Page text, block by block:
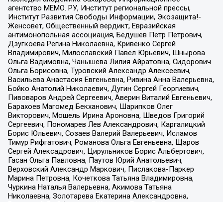
агентство МЕМО. РУ, Институт региональной прессы,
Институт Развития Свободы Информации, Экозащита!-
Женсовет, Общественный вердикт, Евразийская
антимонопольная ассоциация, Бедушев Петр Петрович,
Дзугкоева Регина Николаевна, Кривенко Сергей
Владимирович, Милославский Павел Юрьевич, Шнырова
Ольга Вадимовна, Чанышева Лилия Айратовна, Сидорович
Ольга Борисовна, Туровский Александр Алексеевич,
Васильева Анастасия Евгеньевна, Ривина Анна Валерьевна,
Бойко Анатолий Николаевич, Дугин Сергей Георгиевич,
Пивоваров Андрей Сергеевич, Аверин Виталий Евгеньевич,
Барахоев Магомед Бекханович, Шарипков Олег
Викторович, Мошель Ирина Ароновна, Шведов Григорий
Сергеевич, Пономарев Лев Александрович, Каргалицкий
Борис Юльевич, Созаев Валерий Валерьевич, Исламов
Тимур Рифгатович, Романова Ольга Евгеньевна, Щаров
Сергей Алексадрович, Цирульников Борис Альбертович,
Гасан Ольга Павловна, Паутов Юрий Анатольевич,
Верховский Александр Маркович, Пислакова-Паркер
Марина Петровна, Кочеткова Татьяна Владимировна,
Чуркина Наталья Валерьевна, Акимова Татьяна
Николаевна, Золотарева Екатерина Александровна,